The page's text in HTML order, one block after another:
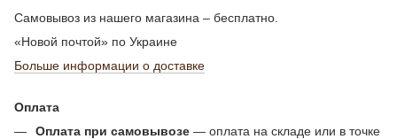
Самовывоз из нашего магазина – бесплатно.
«Новой почтой» по Украине
Больше информации о доставке
Оплата
Оплата при самовывозе — оплата на складе или в точке